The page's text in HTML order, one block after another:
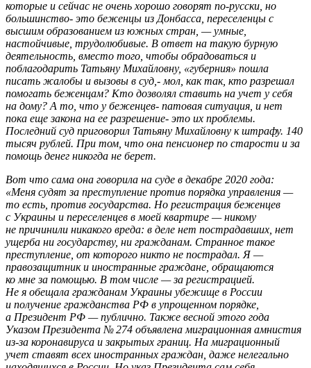
которые и сейчас не очень хорошо говорят по-русски, но
большинство- это беженцы из Донбасса, переселенцы с
высшим образованием из южных стран, — умные,
настойчивые, трудолюбивые. В ответ на такую бурную
деятельность, вместо того, чтобы обрадоваться и
поблагодарить Татьяну Михайловну, «губерния» пошла
писать жалобы и вызовы в суд,- мол, как так, кто разрешал
помогать беженцам? Кто дозволял ставить на учет у себя
на дому? А то, что у беженцев- патовая ситуация, и нет
пока еще закона на ее разрешение- это их проблемы.
Последний суд приговорил Татьяну Михайловну к штрафу. 140
тысяч рублей. При том, что она пенсионер по старости и за
помощь денег никогда не берет.
Вот что сама она говорила на суде в декабре 2020 года:
«Меня судят за преступление против порядка управления —
то есть, против государства. Но регистрация беженцев
с Украины и переселенцев в моей квартире — никому
не причинили никакого вреда: в деле нет пострадавших, нет
ущерба ни государству, ни гражданам. Странное такое
преступление, от которого никто не пострадал. Я —
правозащитник и иностранные граждане, обращаются
ко мне за помощью. В том числе — за регистрацией.
Не я обещала гражданам Украины убежище в России
и получение гражданства РФ в упрощенном порядке,
а Президент РФ — публично. Также весной этого года
Указом Президента № 274 объявлена миграционная амнистия
из-за коронавируса и закрытых границ. На миграционный
учет ставят всех иностранных граждан, даже нелегально